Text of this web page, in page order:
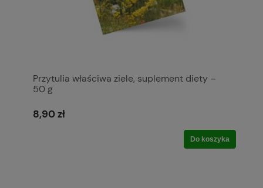
Przytulia właściwa ziele, suplement diety –
50 g
8,90 zł
Do koszyka